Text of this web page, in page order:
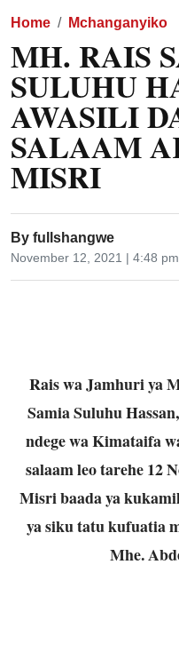
Home Mchanganyiko
MH. RAIS
SULUHU
AWASILI
SALAAM
MISRI
By fullshangwe
November 12, 2021 | 4:48 pm
Rais wa Jamhuri ya
Samia Suluhu
ndege wa Kimataifa
salaam leo tarehe 12
Misri baada ya
ya siku tatu kufuatia
Mhe.